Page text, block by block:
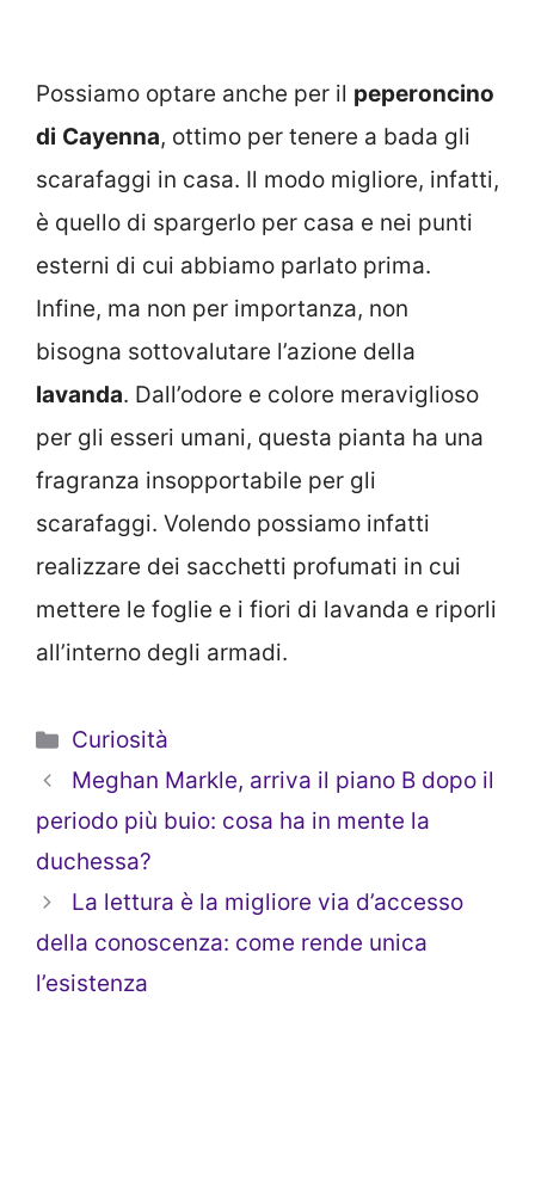
Possiamo optare anche per il peperoncino
di Cayenna, ottimo per tenere a bada gli
scarafaggi in casa. Il modo migliore, infatti,
è quello di spargerlo per casa e nei punti
esterni di cui abbiamo parlato prima.
Infine, ma non per importanza, non
bisogna sottovalutare l’azione della
lavanda. Dall’odore e colore meraviglioso
per gli esseri umani, questa pianta ha una
fragranza insopportabile per gli
scarafaggi. Volendo possiamo infatti
realizzare dei sacchetti profumati in cui
mettere le foglie e i fiori di lavanda e riporli
all’interno degli armadi.
Categorie
Curiosità
Meghan Markle, arriva il piano B dopo il
periodo più buio: cosa ha in mente la
duchessa?
La lettura è la migliore via d’accesso
della conoscenza: come rende unica
l’esistenza